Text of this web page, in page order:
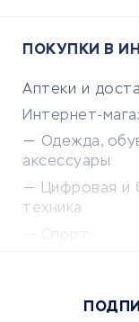
ПОКУПКИ В
Аптеки и
Интернет-
Одежда,
аксессуары
Цифровая и
техника
Сервисы